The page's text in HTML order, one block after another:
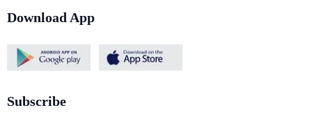
Download App
Subscribe